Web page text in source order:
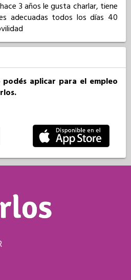
3 años le gusta charlar, tiene
adecuadas todos los días 40
aplicar para el empleo